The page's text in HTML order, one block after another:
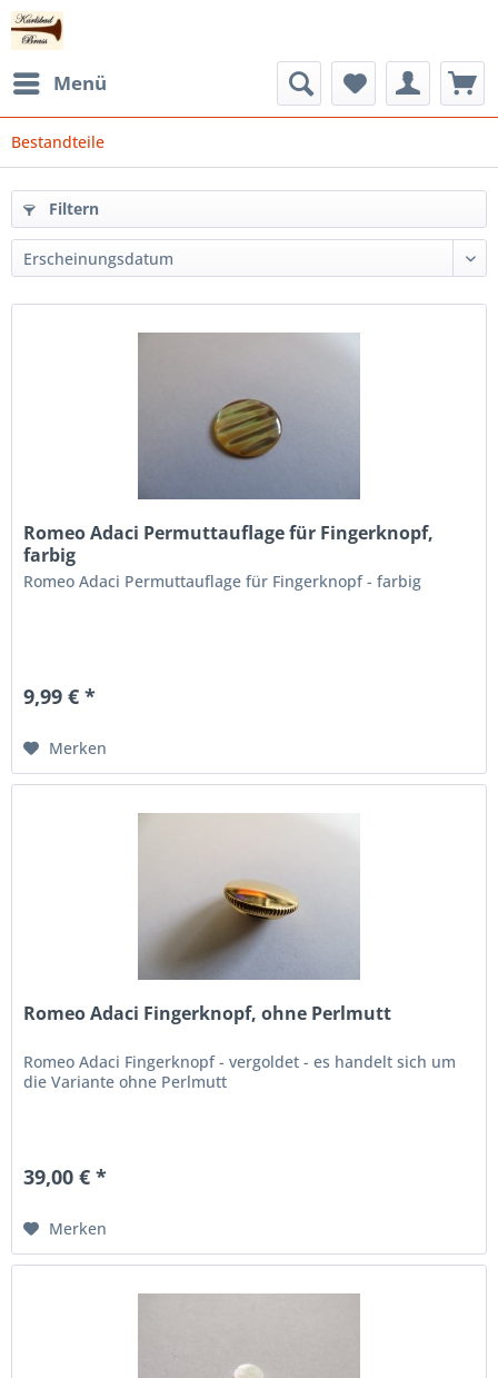
Menü
Bestandteile
Filtern
Romeo Adaci Permuttauflage für Fingerknopf,
farbig
Romeo Adaci Permuttauflage für Fingerknopf - farbig
9,99 € *
Merken
Romeo Adaci Fingerknopf, ohne Perlmutt
Romeo Adaci Fingerknopf - vergoldet - es handelt sich um
die Variante ohne Perlmutt
39,00 € *
Merken